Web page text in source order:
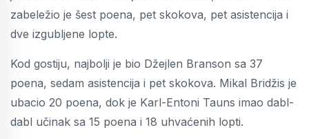
zabeležio je šest poena, pet skokova, pet asistencija i
dve izgubljene lopte.
Kod gostiju, najbolji je bio Džejlen Branson sa 37
poena, sedam asistencija i pet skokova. Mikal Bridžis je
ubacio 20 poena, dok je Karl-Entoni Tauns imao dabl-
dabl učinak sa 15 poena i 18 uhvaćenih lopti.